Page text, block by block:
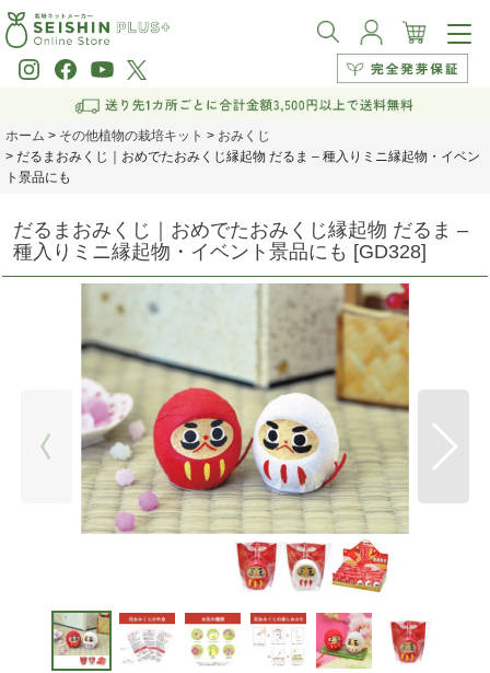
ホーム > その他植物の栽培キット > おみくじ
> だるまおみくじ｜おめでたおみくじ縁起物 だるま – 種入りミニ縁起物・イベン
ト景品にも
だるまおみくじ｜おめでたおみくじ縁起物 だるま –
種入りミニ縁起物・イベント景品にも [GD328]